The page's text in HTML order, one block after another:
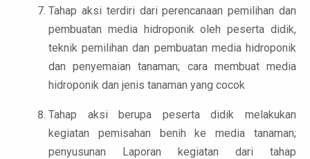
Tahap aksi terdiri dari perencanaan pemilihan dan
pembuatan media hidroponik oleh peserta didik,
teknik pemilihan dan pembuatan media hidroponik
dan penyemaian tanaman; cara membuat media
hidroponik dan jenis tanaman yang cocok
Tahap aksi berupa peserta didik melakukan
kegiatan pemisahan benih ke media tanaman;
penyusunan Laporan kegiatan dari tahap